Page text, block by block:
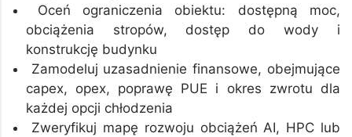
Oceń ograniczenia obiektu: dostępną moc,
obciążenia stropów, dostęp do wody i
konstrukcję budynku
Zamodeluj uzasadnienie finansowe, obejmujące
capex, opex, poprawę PUE i okres zwrotu dla
każdej opcji chłodzenia
Zweryfikuj mapę rozwoju obciążeń AI, HPC lub